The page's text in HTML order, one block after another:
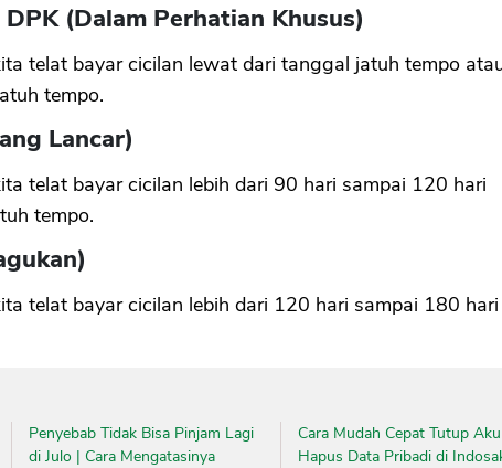
(Dalam Perhatian Khusus)
telat bayar cicilan lewat dari tanggal jatuh tempo
tempo.
Lancar)
telat bayar cicilan lebih dari 90 hari sampai 120 hari
tempo.
telat bayar cicilan lebih dari 120 hari sampai 180
Penyebab Tidak Bisa Pinjam Lagi
di Julo | Cara Mengatasinya
Cara Mudah Cepat Tutup
Hapus Data Pribadi di